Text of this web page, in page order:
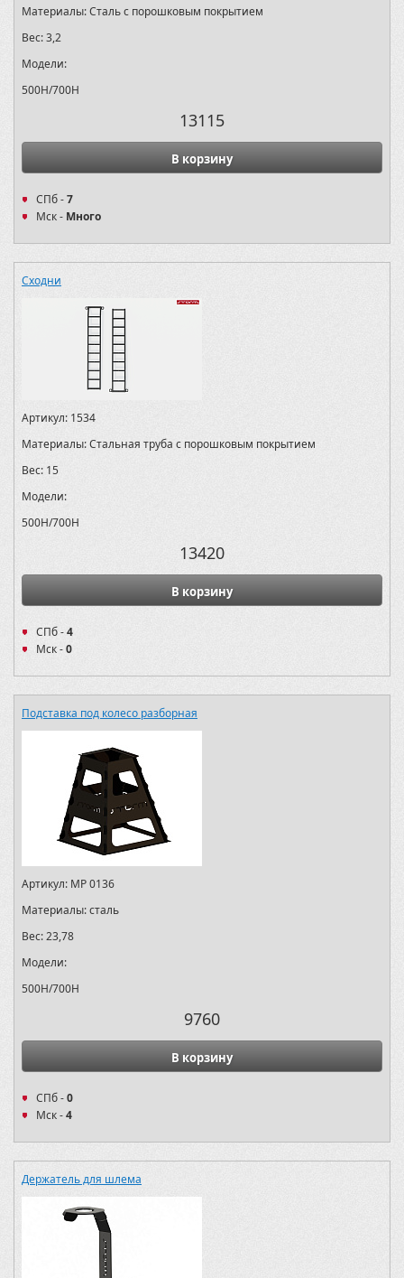
Материалы:Сталь с порошковым покрытием
Вес:3,2
Модели:
500H/700H
13115
В корзину
СПб -7
Мск - Много
Сходни
Артикул: 1534
Материалы:Стальная труба с порошковым покрытием
Вес: 15
Модели:
500H/700H
13420
В корзину
СПб -4
Мск -0
Подставка под колесо разборная
Артикул: MP 0136
Материалы:сталь
Вес:23,78
Модели:
500H/700H
9760
В корзину
СПб -0
Мск -4
Держатель для шлема